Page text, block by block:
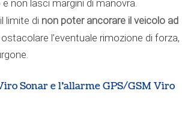
non lasci margini di manovra.
limite di non poter ancorare il veicolo ad
l’eventuale rimozione di forza,
Sonar e l’allarme GPS/GSM Viro